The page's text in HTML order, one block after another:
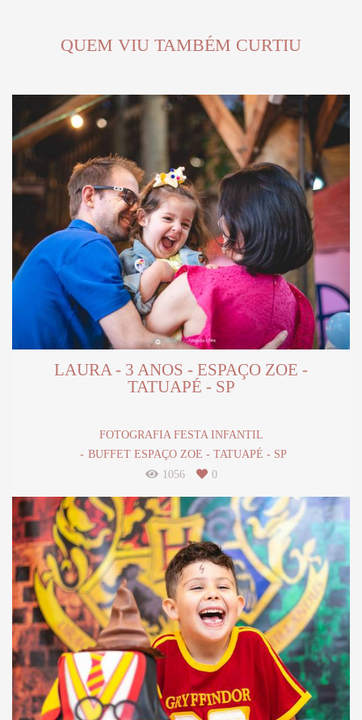
QUEM VIU TAMBÉM CURTIU
LAURA - 3 ANOS - ESPAÇO ZOE -
TATUAPÉ - SP
FOTOGRAFIA FESTA INFANTIL
BUFFET ESPAÇO ZOE - TATUAPÉ - SP
1056
0